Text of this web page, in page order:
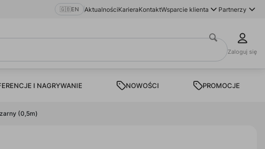
🇬🇧EN AktualnościKarieraKontaktWsparcie klienta Partnerzy
Zaloguj się
I NAGRYWANIE NOWOŚCI PROMOCJE
(0,5m)